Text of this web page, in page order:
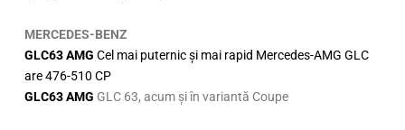
MERCEDES-BENZ
GLC63 AMG Cel mai puternic și mai rapid Mercedes-AMG GLC
are 476-510 CP
GLC63 AMG GLC 63, acum și în variantă Coupe